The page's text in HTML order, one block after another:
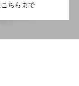
ちらまで